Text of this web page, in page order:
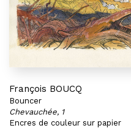
François BOUCQ
Bouncer
Chevauchée, 1
Encres de couleur sur papier